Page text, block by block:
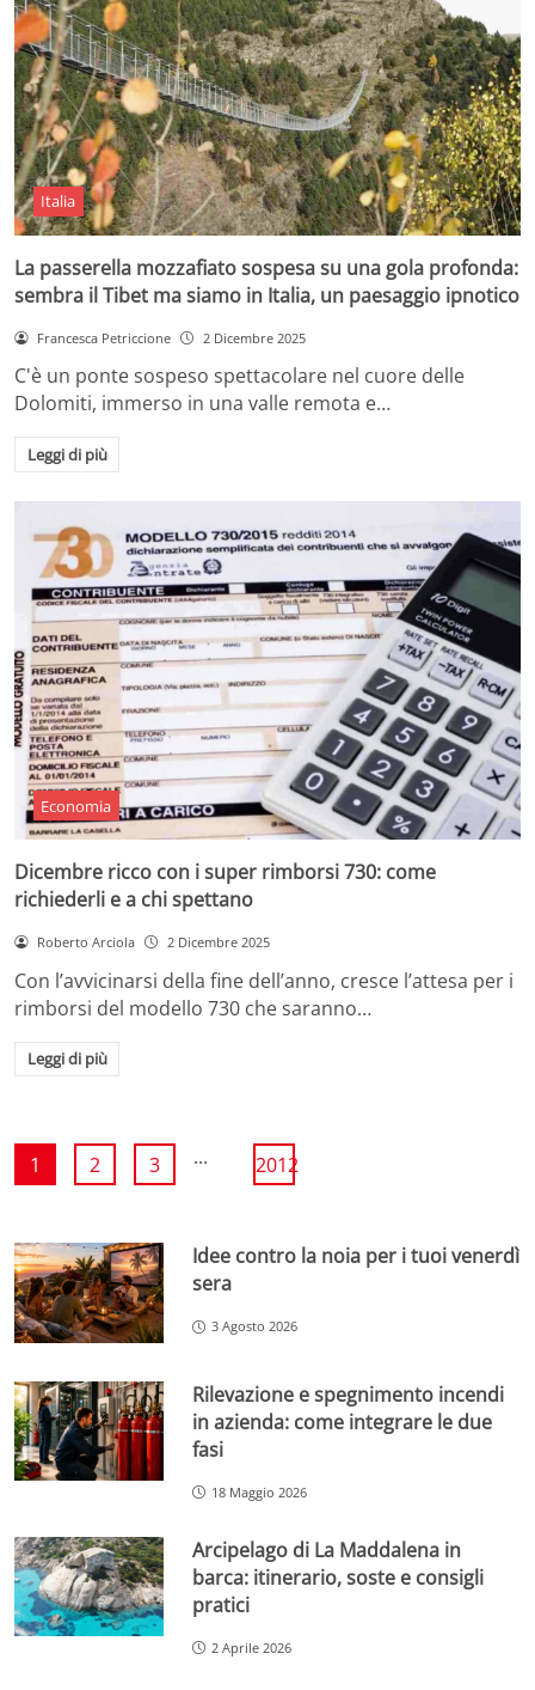
Italia
La passerella mozzafiato sospesa su una gola profonda:
sembra il Tibet ma siamo in Italia, un paesaggio ipnotico
Francesca Petriccione 2 Dicembre 2025
C'è un ponte sospeso spettacolare nel cuore delle
Dolomiti, immerso in una valle remota e…
Leggi di più
Economia
Dicembre ricco con i super rimborsi 730: come
richiederli e a chi spettano
Roberto Arciola 2 Dicembre 2025
Con l’avvicinarsi della fine dell’anno, cresce l’attesa per i
rimborsi del modello 730 che saranno…
Leggi di più
1 2 3 ... 2012
Idee contro la noia per i tuoi venerdì
sera
3 Agosto 2026
Rilevazione e spegnimento incendi
in azienda: come integrare le due
fasi
18 Maggio 2026
Arcipelago di La Maddalena in
barca: itinerario, soste e consigli
pratici
2 Aprile 2026